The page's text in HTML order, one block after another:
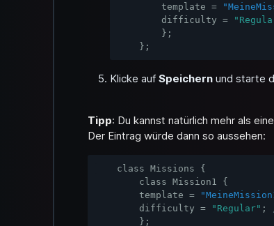
template =
difficulty =
} ;
};
Klicke aufSpeichern und starte
Tipp: Du kannst natürlich mehr als
Der Eintrag würde dann so aussehen:
class Missions
{
class Mission1
{
template =
difficulty = "Regular" ;
} ;